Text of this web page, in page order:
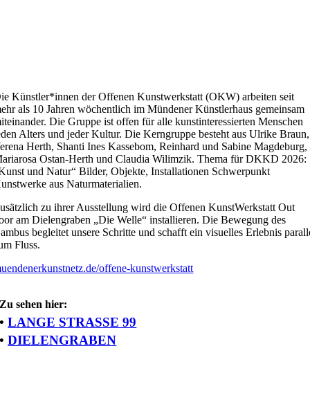
Künstler*innen der Offenen Kunstwerkstatt (OKW) arbeiten seit
als 10 Jahren wöchentlich im Mündener Künstlerhaus gemeinsam
Die Gruppe ist offen für alle kunstinteressierten Menschen
Alters und jeder Kultur. Die Kerngruppe besteht aus Ulrike Braun,
Herth, Shanti Ines Kassebom, Reinhard und Sabine Magdeburg,
Ostan-Herth und Claudia Wilimzik. Thema für DKKD 2026:
und Natur“ Bilder, Objekte, Installationen Schwerpunkt
aus Naturmaterialien.
zu ihrer Ausstellung wird die Offenen KunstWerkstatt Out
am Dielengraben „Die Welle“ installieren. Die Bewegung des
begleitet unsere Schritte und schafft ein visuelles Erlebnis
Fluss.
offene-kunstwerkstatt
Zu sehen hier:
•LANGE STRASSE 99
•DIELENGRABEN